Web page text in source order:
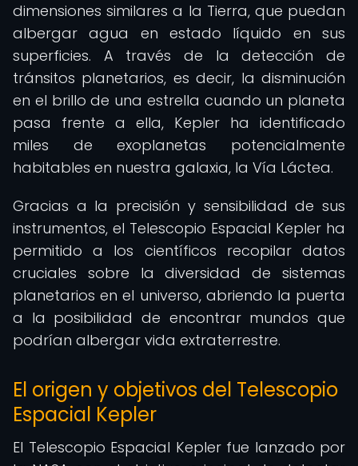
dimensiones similares a la Tierra, que puedan
albergar agua en estado líquido en sus
superficies. A través de la detección de
tránsitos planetarios, es decir, la disminución
en el brillo de una estrella cuando un planeta
pasa frente a ella, Kepler ha identificado
miles de exoplanetas potencialmente
habitables en nuestra galaxia, la Vía Láctea.
Gracias a la precisión y sensibilidad de sus
instrumentos, el Telescopio Espacial Kepler ha
permitido a los científicos recopilar datos
cruciales sobre la diversidad de sistemas
planetarios en el universo, abriendo la puerta
a la posibilidad de encontrar mundos que
podrían albergar vida extraterrestre.
El origen y objetivos del Telescopio
Espacial Kepler
El Telescopio Espacial Kepler fue lanzado por